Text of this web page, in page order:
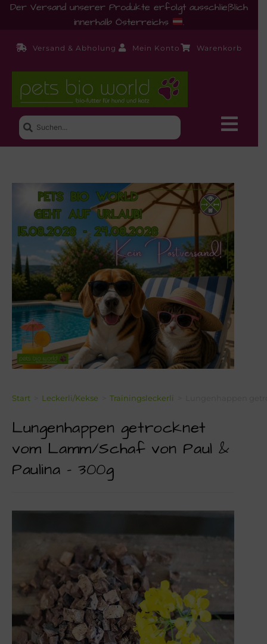
Der Versand unserer Produkte erfolgt ausschließlich
innerhalb Österreichs
.
Versand & Abholung Mein Konto Warenkorb
Neue Produkte
Shop
Ernährungsberatung!
Startseite
Über Mich!
Unser Team!
Blog
Kontakt
Napf-Wissen!
Terminvereinbarung
Start Leckerli/Kekse Trainingsleckerli
Lungenhappen getrocknet
vom Lamm/Schaf von Paul &
Paulina – 300g